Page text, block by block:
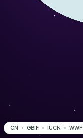
CN GBIF IUCN WWF